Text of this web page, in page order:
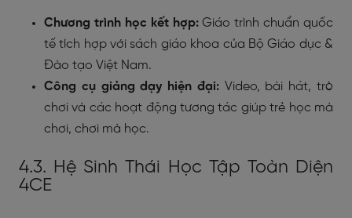
Chương trình học kết hợp:Giáo trình chuẩn quốc
tế tích hợp với sách giáo khoa của Bộ Giáo dục &
Đào tạo Việt Nam.
Công cụ giảng dạy hiện đại:Video, bài hát, trò
chơi và các hoạt động tương tác giúp trẻ học mà
chơi, chơi mà học.
4.3. Hệ Sinh Thái Học Tập Toàn Diện
4CE